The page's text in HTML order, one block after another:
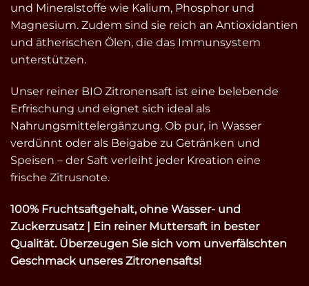
und Mineralstoffe wie Kalium, Phosphor und
Magnesium. Zudem sind sie reich an Antioxidantien
und ätherischen Ölen, die das Immunsystem
unterstützen.
Unser reiner BIO Zitronensaft ist eine belebende
Erfrischung und eignet sich ideal als
Nahrungsmittelergänzung. Ob pur, in Wasser
verdünnt oder als Beigabe zu Getränken und
Speisen – der Saft verleiht jeder Kreation eine
frische Zitrusnote.
100% Fruchtsaftgehalt, ohne Wasser- und
Zuckerzusatz | Ein reiner Muttersaft in bester
Qualität. Überzeugen Sie sich vom unverfälschten
Geschmack unseres Zitronensafts!